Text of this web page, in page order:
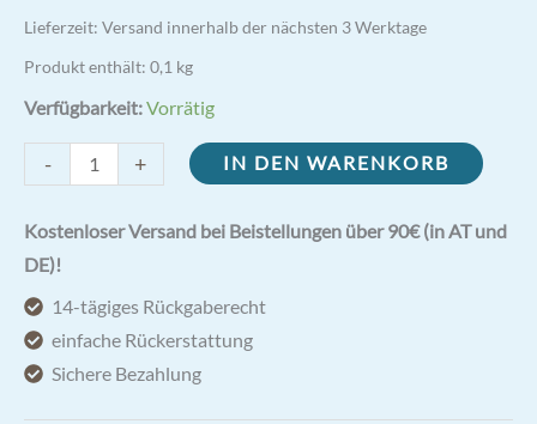
Lieferzeit: Versand innerhalb der nächsten 3 Werktage
Produkt enthält: 0,1 kg
Verfügbarkeit:Vorrätig
-
Andornmischkräuter
|
Hustenkräuter
Menge
+ IN DEN WARENKORB
Kostenloser Versand bei Beistellungen über 90€ (in AT und
DE)!
14-tägiges Rückgaberecht
einfache Rückerstattung
Sichere Bezahlung